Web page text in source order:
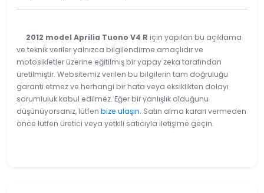
2012 model Aprilia Tuono V4 R için yapılan bu açıklama
ve teknik veriler yalnızca bilgilendirme amaçlıdır ve
motosikletler üzerine eğitilmiş bir yapay zeka tarafından
üretilmiştir. Websitemiz verilen bu bilgilerin tam doğruluğu
garanti etmez ve herhangi bir hata veya eksiklikten dolayı
sorumluluk kabul edilmez. Eğer bir yanlışlık olduğunu
düşünüyorsanız, lütfen bize ulaşın. Satın alma kararı vermeden
önce lütfen üretici veya yetkili satıcıyla iletişime geçin.